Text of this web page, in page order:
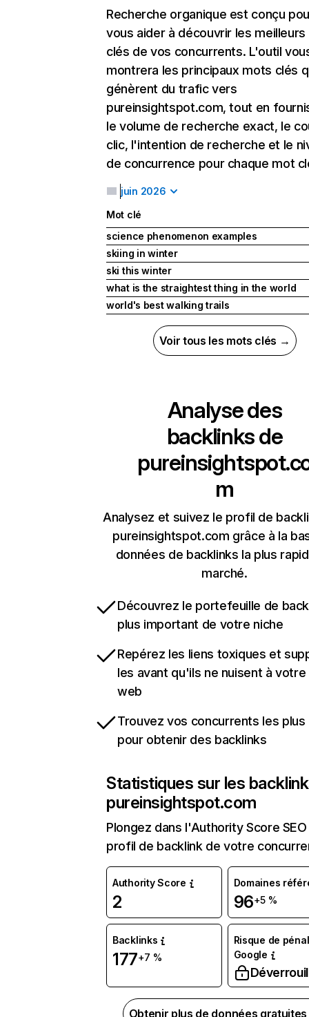
Recherche organique est conçu
vous aider à découvrir les
clés de vos concurrents. L'outil
montrera les principaux mots clés
génèrent du trafic vers
pureinsightspot.com, tout en
le volume de recherche exact, le
clic, l'intention de recherche et le
de concurrence pour chaque mot
juin 2026
Mot clé
science phenomenon examples
skiing in winter
ski this winter
what is the straightest thing in the world
world's best walking trails
Voir tous les mots clés →
Analyse des
backlinks de
m
Analysez et suivez le profil de
pureinsightspot.com grâce à la
données de backlinks la plus
marché.
Découvrez le portefeuille de
plus important de votre niche
Repérez les liens toxiques et
les avant qu'ils ne nuisent à
web
Trouvez vos concurrents les
pour obtenir des backlinks
Statistiques sur les
pureinsightspot.com
Plongez dans l'Authority Score
profil de backlink de votre
Authority Score
2
Domaines
96+5 %
Backlinks
177+7 %
Risque de
Google
Obtenir plus de données